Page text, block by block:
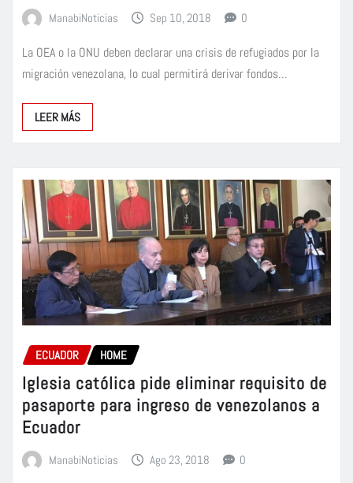
ManabiNoticias Sep 10, 2018 0
La OEA o la ONU deben declarar una crisis de refugiados por la
migración venezolana, lo cual permitirá derivar fondos…
LEER MÁS
ECUADOR HOME
Iglesia católica pide eliminar requisito de
pasaporte para ingreso de venezolanos a
Ecuador
ManabiNoticias Ago 23, 2018 0